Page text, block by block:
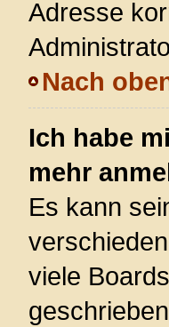
Adresse
Nach
Ich habe
mehr
Es kann
viele